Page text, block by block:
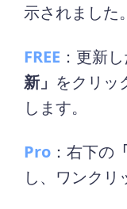
示されました。
FREE ：更新
新」 をクリッ
します。
Pro ：右下の
し、ワンクリ